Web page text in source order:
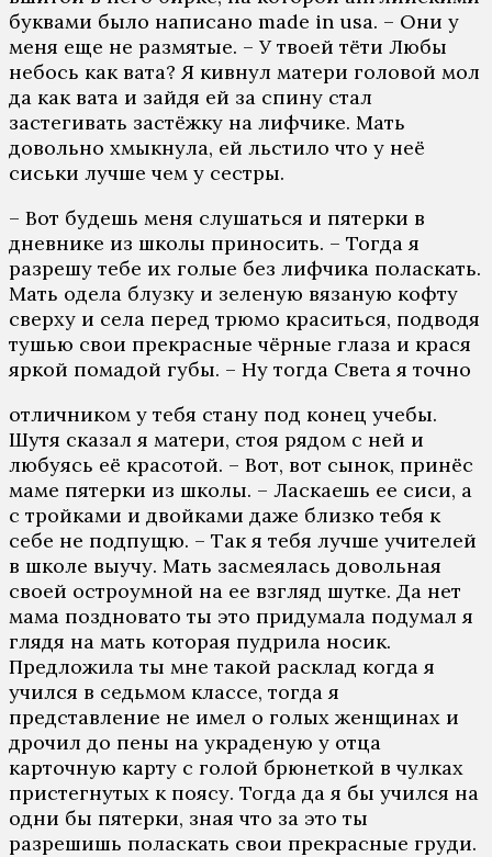
буквами было написано made in usa. – Они у
меня еще не размятые. – У твоей тёти Любы
небось как вата? Я кивнул матери головой мол
да как вата и зайдя ей за спину стал
застегивать застёжку на лифчике. Мать
довольно хмыкнула, ей льстило что у неё
сиськи лучше чем у сестры.
– Вот будешь меня слушаться и пятерки в
дневнике из школы приносить. – Тогда я
разрешу тебе их голые без лифчика поласкать.
Мать одела блузку и зеленую вязаную кофту
сверху и села перед трюмо краситься, подводя
тушью свои прекрасные чёрные глаза и крася
яркой помадой губы. – Ну тогда Света я точно
отличником у тебя стану под конец учебы.
Шутя сказал я матери, стоя рядом с ней и
любуясь её красотой. – Вот, вот сынок, принёс
маме пятерки из школы. – Ласкаешь ее сиси, а
с тройками и двойками даже близко тебя к
себе не подпущю. – Так я тебя лучше учителей
в школе выучу. Мать засмеялась довольная
своей остроумной на ее взгляд шутке. Да нет
мама поздновато ты это придумала подумал я
глядя на мать которая пудрила носик.
Предложила ты мне такой расклад когда я
учился в седьмом классе, тогда я
представление не имел о голых женщинах и
дрочил до пены на украденую у отца
карточную карту с голой брюнеткой в чулках
пристегнутых к поясу. Тогда да я бы учился на
одни бы пятерки, зная что за это ты
разрешишь поласкать свои прекрасные груди.